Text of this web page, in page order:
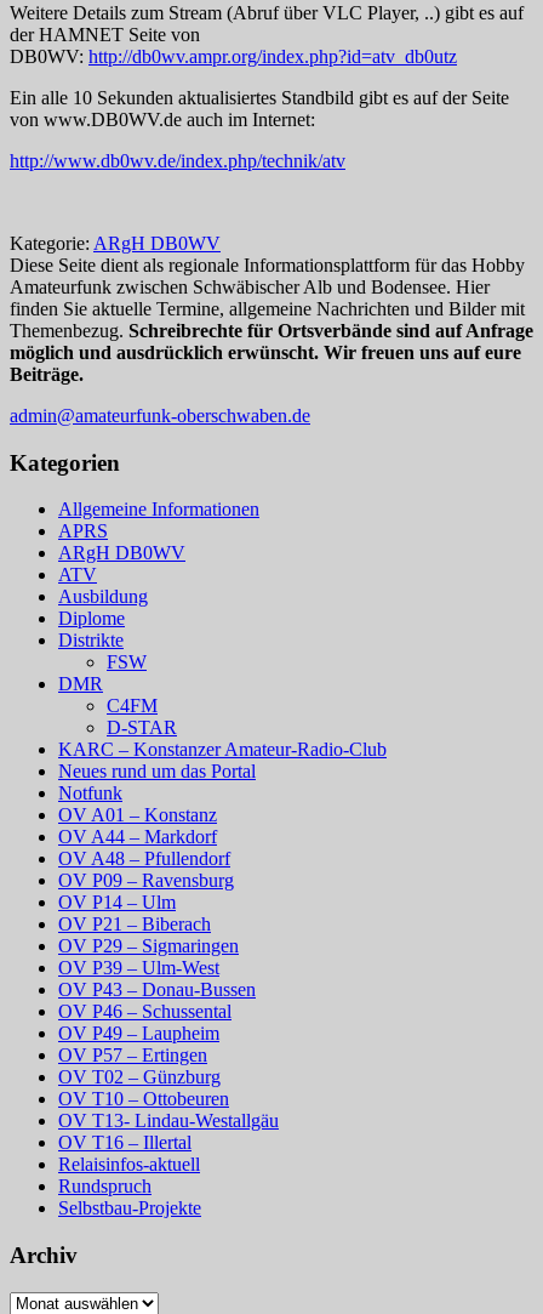
Weitere Details zum Stream (Abruf über VLC Player, ..) gibt es auf
der HAMNET Seite von
DB0WV: http://db0wv.ampr.org/index.php?id=atv_db0utz
Ein alle 10 Sekunden aktualisiertes Standbild gibt es auf der Seite
von www.DB0WV.de auch im Internet:
http://www.db0wv.de/index.php/technik/atv
Kategorie: ARgH DB0WV
Diese Seite dient als regionale Informationsplattform für das Hobby
Amateurfunk zwischen Schwäbischer Alb und Bodensee. Hier
finden Sie aktuelle Termine, allgemeine Nachrichten und Bilder mit
Themenbezug. Schreibrechte für Ortsverbände sind auf Anfrage
möglich und ausdrücklich erwünscht. Wir freuen uns auf eure
Beiträge.
admin@amateurfunk-oberschwaben.de
Kategorien
Allgemeine Informationen
APRS
ARgH DB0WV
ATV
Ausbildung
Diplome
Distrikte
FSW
DMR
C4FM
D-STAR
KARC – Konstanzer Amateur-Radio-Club
Neues rund um das Portal
Notfunk
OV A01 – Konstanz
OV A44 – Markdorf
OV A48 – Pfullendorf
OV P09 – Ravensburg
OV P14 – Ulm
OV P21 – Biberach
OV P29 – Sigmaringen
OV P39 – Ulm-West
OV P43 – Donau-Bussen
OV P46 – Schussental
OV P49 – Laupheim
OV P57 – Ertingen
OV T02 – Günzburg
OV T10 – Ottobeuren
OV T13- Lindau-Westallgäu
OV T16 – Illertal
Relaisinfos-aktuell
Rundspruch
Selbstbau-Projekte
Archiv
Archiv